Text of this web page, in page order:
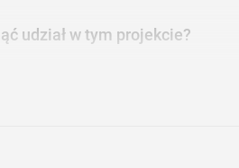
udział w tym projekcie?